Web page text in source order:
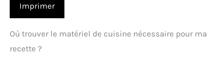
Imprimer
Où trouver le matériel de cuisine nécessaire pour ma
recette ?